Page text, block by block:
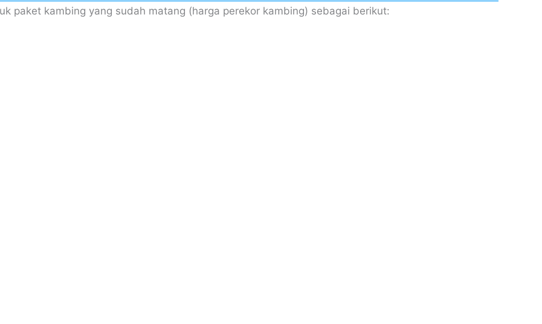
paket kambing yang sudah matang (harga perekor kambing) sebagai berikut: